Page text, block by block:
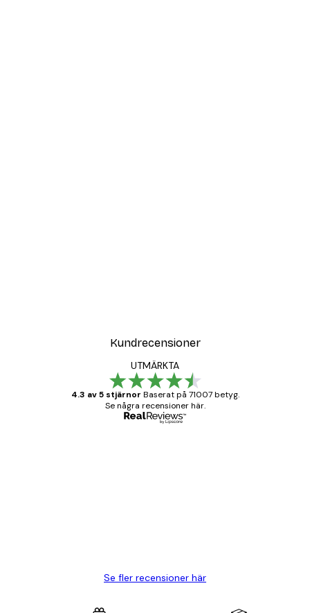
Kundrecensioner
UTMÄRKTA
4.3 av 5 stjärnor Baserat på 71007 betyg.
Se några recensioner här.
Se fler recensioner här